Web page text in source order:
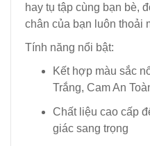
hay tụ tập cùng bạn bè,
chân của bạn luôn thoải
Tính năng nổi bật:
Kết hợp màu sắc
Trắng, Cam An
Chất liệu cao cấp
giác sang trọng